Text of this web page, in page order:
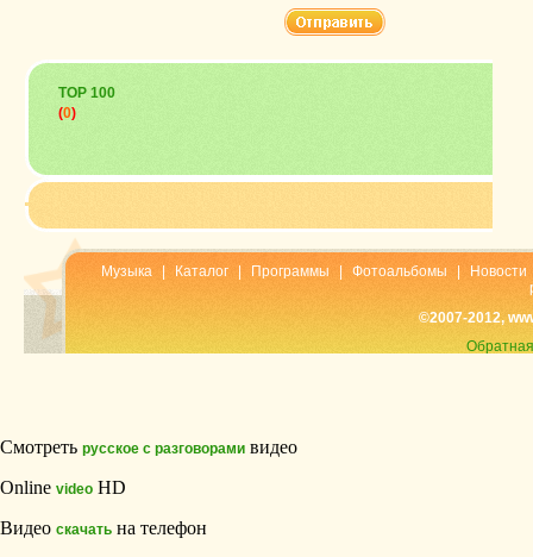
TOP 100
(0)
Музыка Каталог Программы Фотоальбомы
Новости
©2007-2012,
Смотреть русское с разговорами видео
Online video HD
Видео скачать на телефон